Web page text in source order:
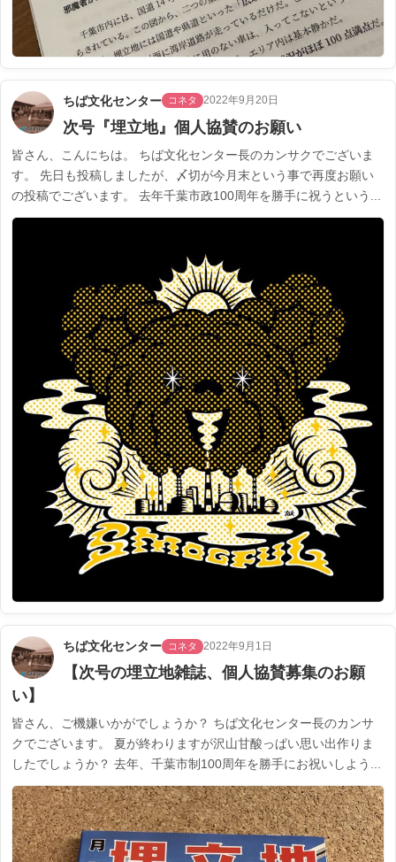
ちば文化センター コネタ 2022年9月20日
次号『埋立地』個人協賛のお願い
皆さん、こんにちは。 ちば文化センター長のカンサクでございま
す。 先日も投稿しましたが、〆切が今月末という事で再度お願い
の投稿でございます。 去年千葉市政100周年を勝手に祝うという...
ちば文化センター コネタ 2022年9月1日
【次号の埋立地雑誌、個人協賛募集のお願
い】
皆さん、ご機嫌いかがでしょうか？ ちば文化センター長のカンサ
クでございます。 夏が終わりますが沢山甘酸っぱい思い出作りま
したでしょうか？ 去年、千葉市制100周年を勝手にお祝いしよう...